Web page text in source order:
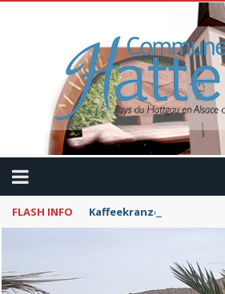
FLASH INFO Kaffeekranzel : Le